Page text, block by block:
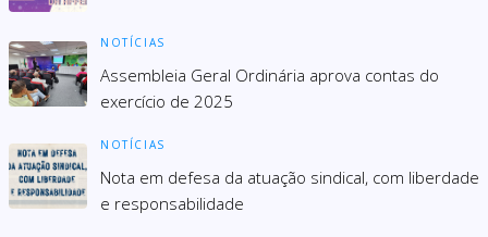
NOTÍCIAS
Assembleia Geral Ordinária aprova contas do
exercício de 2025
NOTÍCIAS
Nota em defesa da atuação sindical, com liberdade
e responsabilidade